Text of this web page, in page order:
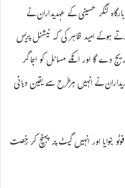
لنگر حسینی کے عہدیداران نے
ہوئے امید ظاہر کی کہ نیشنل پریس
دے گا اور انکے مسائل کو اجاگر
نے انہیں ہرطرح سے یقین دہانی
بنوایا اور انہیں گیٹ پر پہنچ کر رخصت